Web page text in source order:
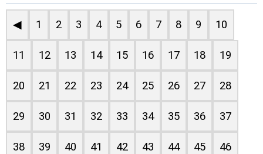
◀ 1 2 3 4 5 6 7 8 9 10
11 12 13 14 15 16 17 18 19
20 21 22 23 24 25 26 27 28
29 30 31 32 33 34 35 36 37
38 39 40 41 42 43 44 45 46